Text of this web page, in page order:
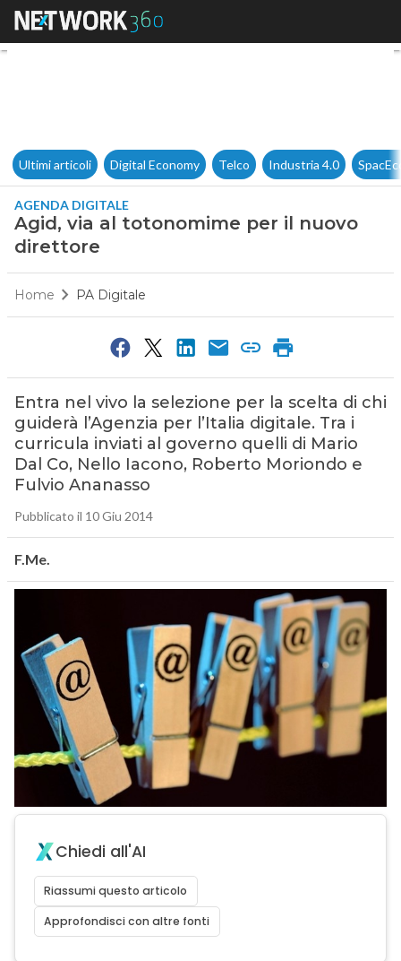
Agid, via al totonomime per
Ultimi articoli Digital Economy Telco Industria 4.0
AGENDA DIGITALE
Agid, via al totonomime per il nuovo
direttore
Home PA Digitale
Entra nel vivo la selezione per la scelta di chi
guiderà l’Agenzia per l’Italia digitale. Tra i
curricula inviati al governo quelli di Mario
Dal Co, Nello Iacono, Roberto Moriondo e
Fulvio Ananasso
Pubblicato il 10 Giu 2014
F.Me.
Chiedi all'AI
Riassumi questo articolo
Approfondisci con altre fonti